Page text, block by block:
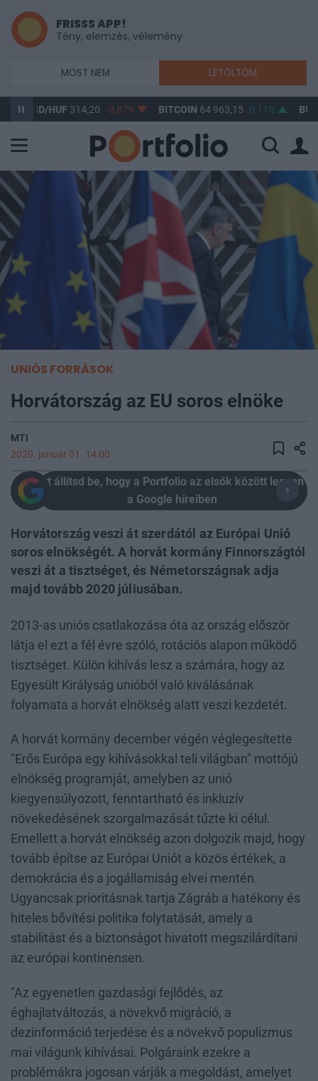
FRISSS APP!
Tény, elemzés, vélemény
MOST NEM LETÖLTÖM
HUF 314,20 -0,87% BITCOIN64 963,15 0,11% BUX 148
UNIÓS FORRÁSOK
Horvátország az EU soros elnöke
MTI
2020. január 01. 14:00
Itt állítsd be, hogy a Portfolio az elsők között legyen
a Google híreiben
Horvátország veszi át szerdától az Európai Unió
soros elnökségét. A horvát kormány Finnországtól
veszi át a tisztséget, és Németországnak adja
majd tovább 2020 júliusában.
2013-as uniós csatlakozása óta az ország először
látja el ezt a fél évre szóló, rotációs alapon működő
tisztséget. Külön kihívás lesz a számára, hogy az
Egyesült Királyság unióból való kiválásának
folyamata a horvát elnökség alatt veszi kezdetét.
A horvát kormány december végén véglegesítette
"Erős Európa egy kihívásokkal teli világban" mottójú
elnökség programját, amelyben az unió
kiegyensúlyozott, fenntartható és inkluzív
növekedésének szorgalmazását tűzte ki célul.
Emellett a horvát elnökség azon dolgozik majd, hogy
tovább építse az Európai Uniót a közös értékek, a
demokrácia és a jogállamiság elvei mentén.
Ugyancsak prioritásnak tartja Zágráb a hatékony és
hiteles bővítési politika folytatását, amely a
stabilitást és a biztonságot hivatott megszilárdítani
az európai kontinensen.
"Az egyenetlen gazdasági fejlődés, az
éghajlatváltozás, a növekvő migráció, a
dezinformáció terjedése és a növekvő populizmus
mai világunk kihívásai. Polgáraink ezekre a
problémákra jogosan várják a megoldást, amelyet